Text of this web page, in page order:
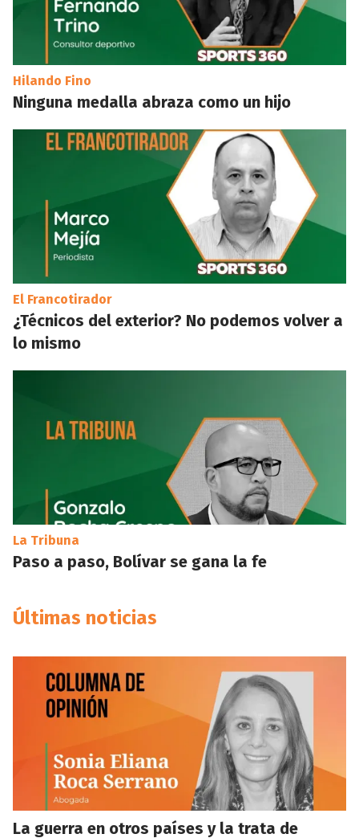
Hilando Fino
Ninguna medalla abraza como un hijo
El Francotirador
¿Técnicos del exterior? No podemos volver a
lo mismo
La Tribuna
Paso a paso, Bolívar se gana la fe
Últimas noticias
La guerra en otros países y la trata de